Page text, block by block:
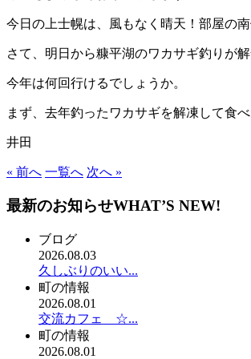
今日の上士幌は、風もなく晴天！部屋の
さて、明日から糠平湖のワカサギ釣りが解
今年は何回行けるでしょうか。
まず、去年釣ったワカサギを解凍して食べ
井田
« 前へ 一覧へ 次へ »
最新のお知らせWHAT’S NEW!
ブログ
2026.08.03
久しぶりのいい...
町の情報
2026.08.01
交流カフェ ☆...
町の情報
2026.08.01